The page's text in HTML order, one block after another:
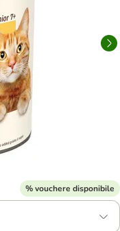
% vouchere disponibile